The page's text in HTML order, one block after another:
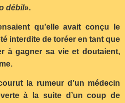
débil».
qu’elle avait conçu le
interdite de toréer en tant que
à gagner sa vie et doutaient,
la rumeur d’un médecin
à la suite d’un coup de